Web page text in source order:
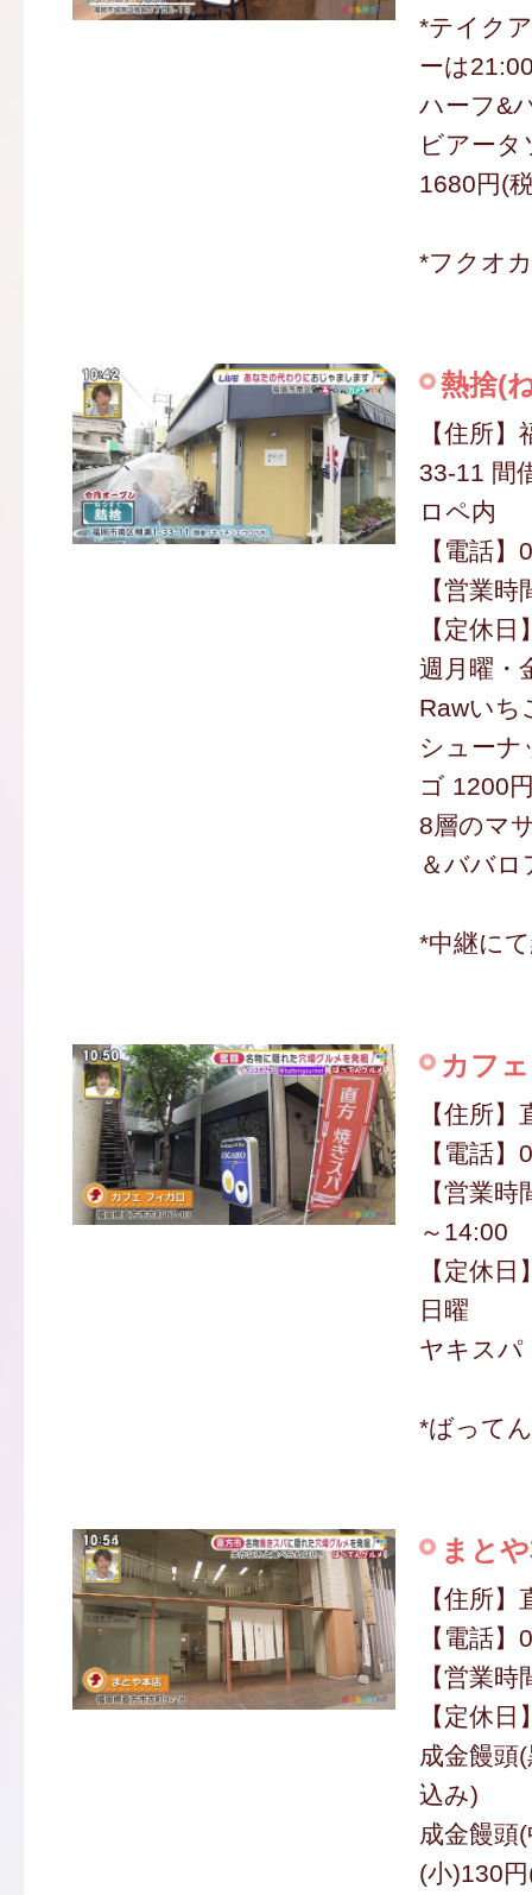
*テイク
ーは
ハーフ&
ビアータ
1680円(
*フクオ
熱捨(
【住所
33-11 間
ロペ内
【電話
【営業
【定休
週月曜・
Rawいち
シューナ
ゴ 1200
8層のマ
＆ババロ
*中継に
カフ
【住所
【電話
【営業
～14:00
【定休
日曜
ヤキスパ
*ばって
まと
【住所
【電話
【営業
【定休
成金饅頭
込み)
成金饅頭
(小)130